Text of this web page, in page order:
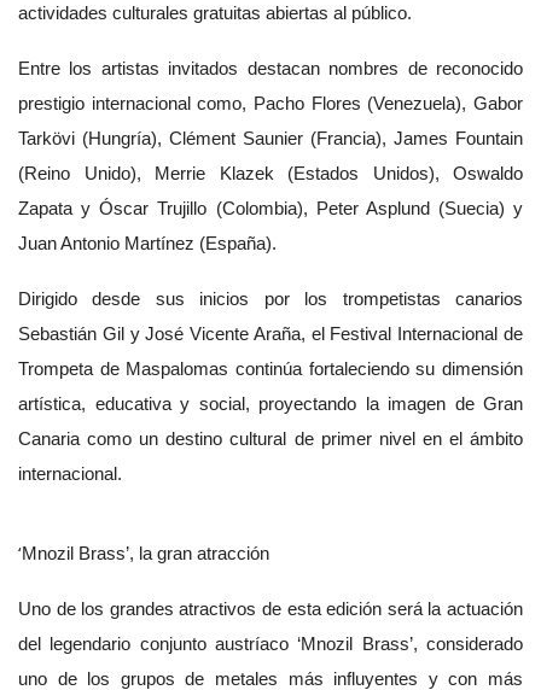
actividades culturales gratuitas abiertas al público.
Entre los artistas invitados destacan nombres de reconocido
prestigio internacional como, Pacho Flores (Venezuela), Gabor
Tarkövi (Hungría), Clément Saunier (Francia), James Fountain
(Reino Unido), Merrie Klazek (Estados Unidos), Oswaldo
Zapata y Óscar Trujillo (Colombia), Peter Asplund (Suecia) y
Juan Antonio Martínez (España).
Dirigido desde sus inicios por los trompetistas canarios
Sebastián Gil y José Vicente Araña, el Festival Internacional de
Trompeta de Maspalomas continúa fortaleciendo su dimensión
artística, educativa y social, proyectando la imagen de Gran
Canaria como un destino cultural de primer nivel en el ámbito
internacional.
‘Mnozil Brass’, la gran atracción
Uno de los grandes atractivos de esta edición será la actuación
del legendario conjunto austríaco ‘Mnozil Brass’, considerado
uno de los grupos de metales más influyentes y con más